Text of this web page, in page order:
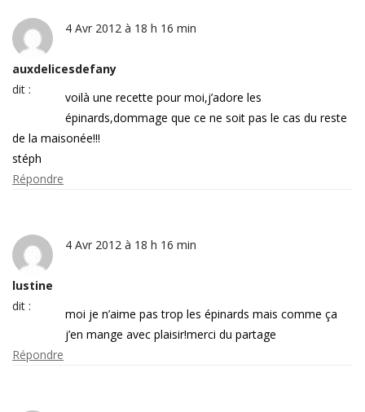
auxdelicesdefany
dit :
4 Avr 2012 à 18 h 16 min
voilà une recette pour moi,j’adore les
épinards,dommage que ce ne soit pas le cas du reste
de la maisonée!!!
stéph
Répondre
lustine
dit :
4 Avr 2012 à 18 h 16 min
moi je n’aime pas trop les épinards mais comme ça
j’en mange avec plaisir!merci du partage
Répondre